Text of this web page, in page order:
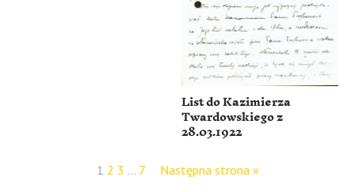
List do Kazimierza
Twardowskiego z
28.03.1922
1 2 3 … 7 Następna strona »